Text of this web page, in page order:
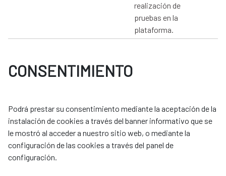
realización de
pruebas en la
plataforma.
CONSENTIMIENTO
Podrá prestar su consentimiento mediante la aceptación de la
instalación de cookies a través del banner informativo que se
le mostró al acceder a nuestro sitio web, o mediante la
configuración de las cookies a través del panel de
configuración.